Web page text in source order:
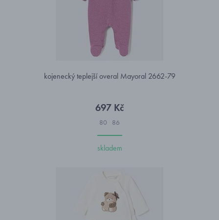
kojenecký teplejší overal Mayoral 2662-79
697 Kč
80 86
skladem